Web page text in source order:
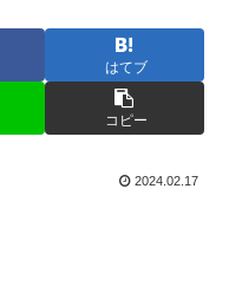
はてブ
コピー
2024.02.17